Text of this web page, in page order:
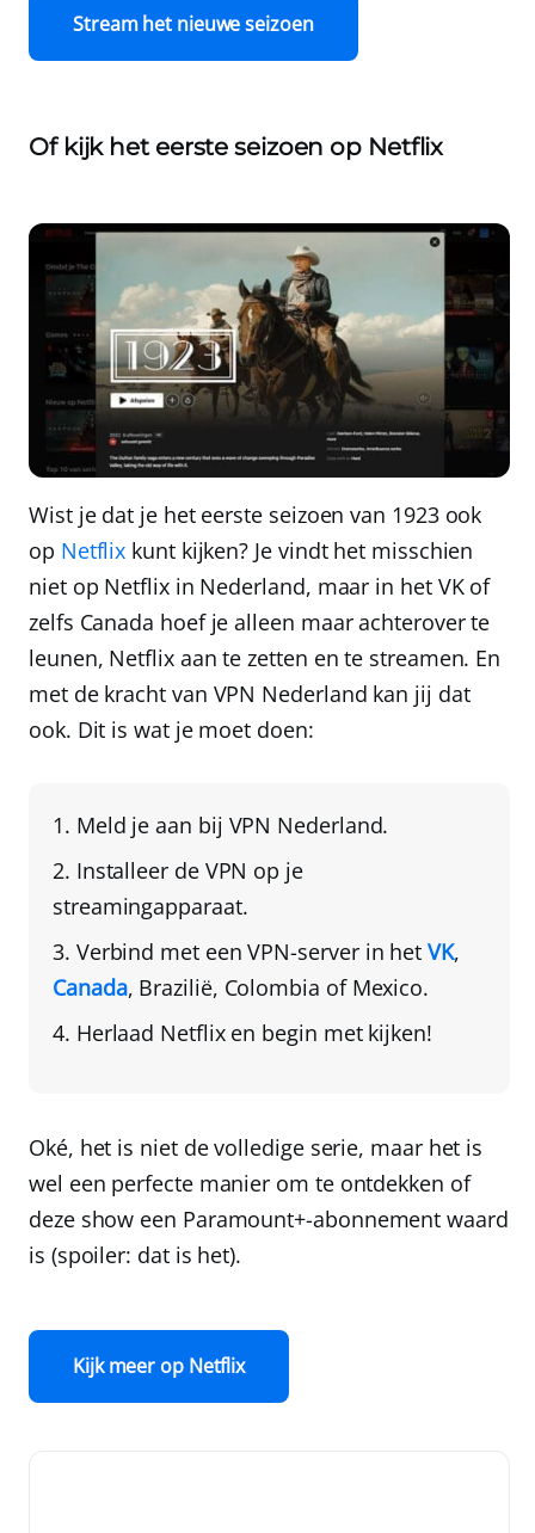
Stream het nieuwe seizoen
Of kijk het eerste seizoen op Netflix
Wist je dat je het eerste seizoen van 1923 ook
op Netflix kunt kijken? Je vindt het misschien
niet op Netflix in Nederland, maar in het VK of
zelfs Canada hoef je alleen maar achterover te
leunen, Netflix aan te zetten en te streamen. En
met de kracht van VPN Nederland kan jij dat
ook. Dit is wat je moet doen:
Meld je aan bij VPN Nederland.
Installeer de VPN op je
streamingapparaat.
Verbind met een VPN-server in hetVK,
Canada, Brazilië, Colombia of Mexico.
Herlaad Netflixen begin met kijken!
Oké, het is niet de volledige serie, maar het is
wel een perfecte manier om te ontdekken of
deze show een Paramount+-abonnement waard
is (spoiler: dat is het).
Kijk meer op Netflix